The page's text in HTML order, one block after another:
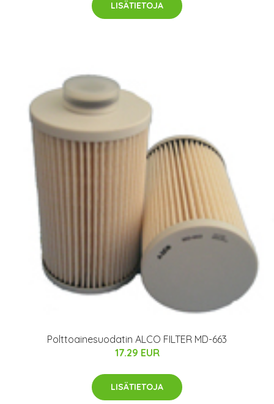
LISÄTIETOJA
Polttoainesuodatin ALCO FILTER MD-663
17.29 EUR
LISÄTIETOJA